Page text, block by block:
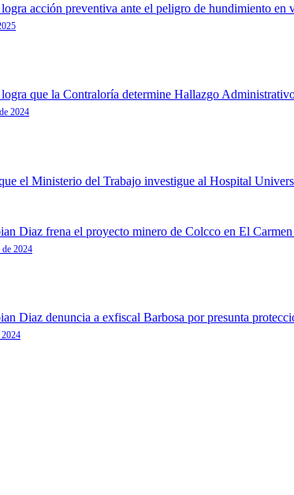
acción preventiva ante el peligro de hundimiento en
que la Contraloría determine Hallazgo
2024
el Ministerio del Trabajo investigue al Hospital
Diaz frena el proyecto minero de Colcco en El
de 2024
Diaz denuncia a exfiscal Barbosa por presunta
2024